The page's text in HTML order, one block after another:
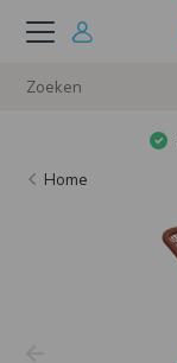
Home